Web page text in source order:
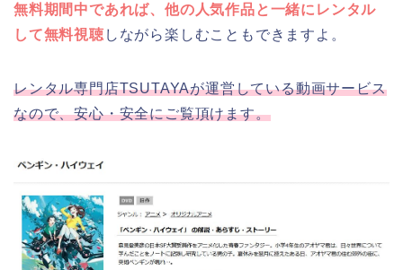
無料期間中であれば、他の人気作品と一緒にレンタル
して無料視聴 しながら楽しむこともできますよ。
レンタル専門店TSUTAYAが運営している動画サービス
なので、安心・安全にご覧頂けます。